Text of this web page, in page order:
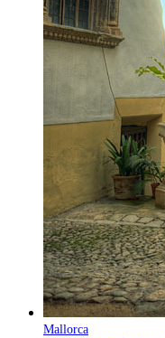
Mallorca